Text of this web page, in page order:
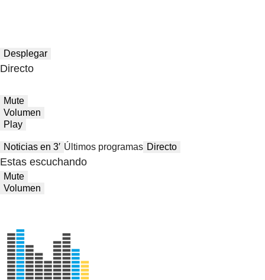
Desplegar
Directo
Mute
Volumen
Play
Noticias en 3′ Últimos programas Directo
Estas escuchando
Mute
Volumen